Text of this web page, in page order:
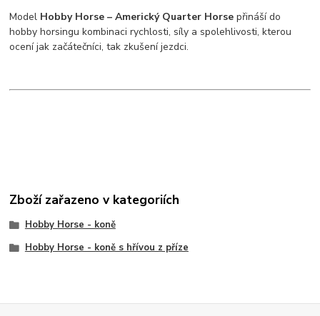
Model Hobby Horse – Americký Quarter Horse přináší do
hobby horsingu kombinaci rychlosti, síly a spolehlivosti, kterou
ocení jak začátečníci, tak zkušení jezdci.
Zboží zařazeno v kategoriích
Hobby Horse - koně
Hobby Horse - koně s hřívou z příze